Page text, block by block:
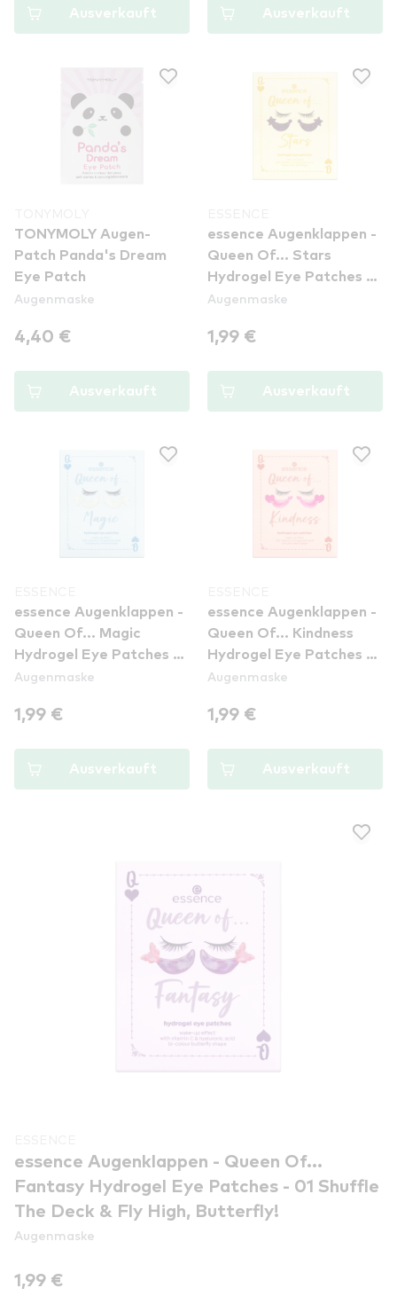
Ausverkauft Ausverkauft
TONYMOLY Augen-
Patch Panda's Dream
Eye Patch
Augenmaske
4,40 €
Ausverkauft
essence Augenklappen -
Queen Of... Stars
Hydrogel Eye Patches -
01 Be The Shining Star
Augenmaske
1,99 €
Ausverkauft
essence Augenklappen -
Queen Of... Magic
Hydrogel Eye Patches -
01 Unicorn-Jokers Make
Augenmaske
1,99 €
Ausverkauft
essence Augenklappen -
Queen Of... Kindness
Hydrogel Eye Patches -
01 Kindness Always Hits
Augenmaske
1,99 €
Ausverkauft
essence Augenklappen - Queen Of...
Fantasy Hydrogel Eye Patches - 01 Shuffle
The Deck & Fly High, Butterfly!
Augenmaske
1,99 €